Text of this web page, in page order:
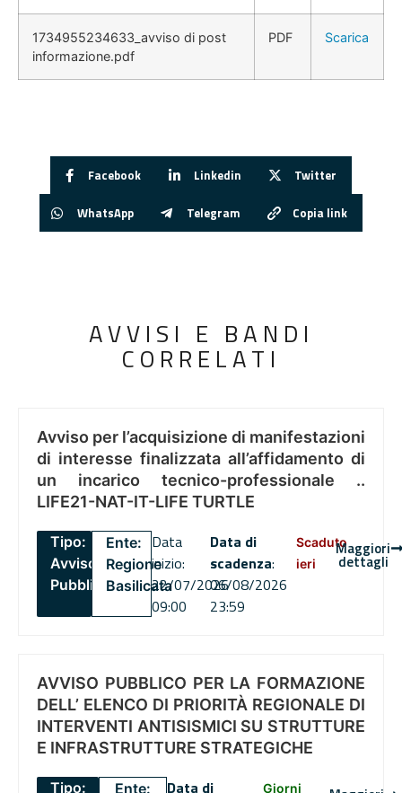
1734955234633_avviso di post
informazione.pdf
PDF Scarica
Facebook Linkedin Twitter
WhatsApp Telegram Copia link
AVVISI E BANDI
CORRELATI
Avviso per l’acquisizione di manifestazioni
di interesse finalizzata all’affidamento di
un incarico tecnico-professionale ..
LIFE21-NAT-IT-LIFE TURTLE
Tipo:
Avviso
Pubblico
Ente:
Regione
Basilicata
Data
inizio:
22/07/2026
09:00
Data di
scadenza:
06/08/2026
23:59
Scaduto
ieri
Maggiori
dettagli
AVVISO PUBBLICO PER LA FORMAZIONE
DELL’ ELENCO DI PRIORITÀ REGIONALE DI
INTERVENTI ANTISISMICI SU STRUTTURE
E INFRASTRUTTURE STRATEGICHE
Tipo: Ente: Data di Giorni